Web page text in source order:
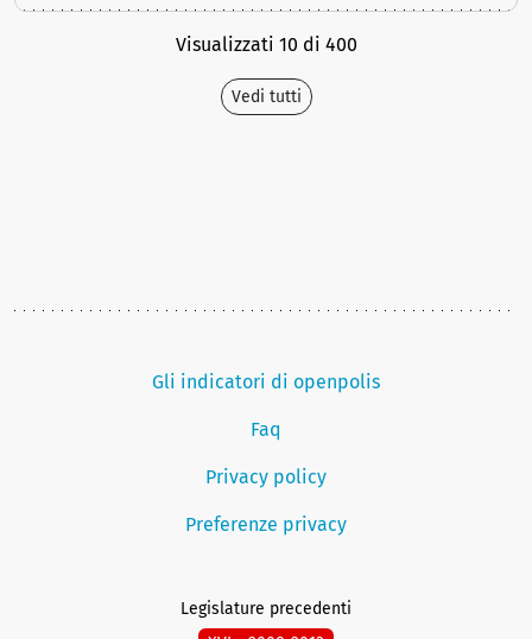
Visualizzati 10 di 400
Vedi tutti
Gli indicatori di openpolis
Faq
Privacy policy
Preferenze privacy
Legislature precedenti